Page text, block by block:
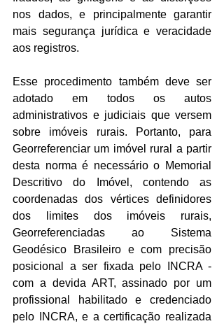
nos dados, e principalmente garantir
mais segurança jurídica e veracidade
aos registros.
Esse procedimento também deve ser
adotado em todos os autos
administrativos e judiciais que versem
sobre imóveis rurais. Portanto, para
Georreferenciar um imóvel rural a partir
desta norma é necessário o Memorial
Descritivo do Imóvel, contendo as
coordenadas dos vértices definidores
dos limites dos imóveis rurais,
Georreferenciadas ao Sistema
Geodésico Brasileiro e com precisão
posicional a ser fixada pelo INCRA -
com a devida ART, assinado por um
profissional habilitado e credenciado
pelo INCRA, e a certificação realizada